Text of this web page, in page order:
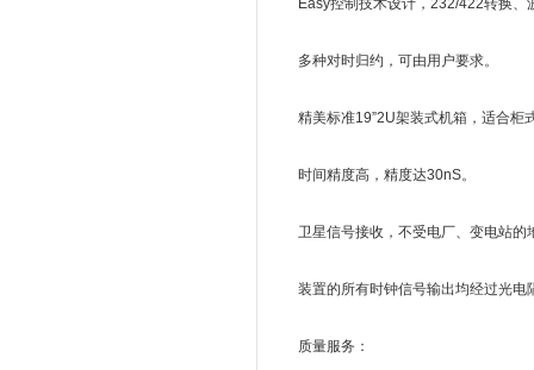
Easy控制技术设计，232/422转换、
多种对时归约，可由用户要求。
精美标准19”2U架装式机箱，适合柜
时间精度高，精度达30nS。
卫星信号接收，不受电厂、变电站的
装置的所有时钟信号输出均经过光电
质量服务：